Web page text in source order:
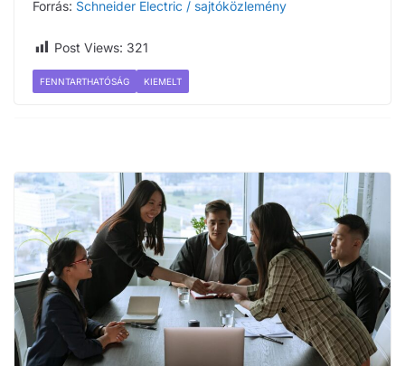
Forrás: Schneider Electric / sajtóközlemény
Post Views: 321
FENNTARTHATÓSÁG KIEMELT